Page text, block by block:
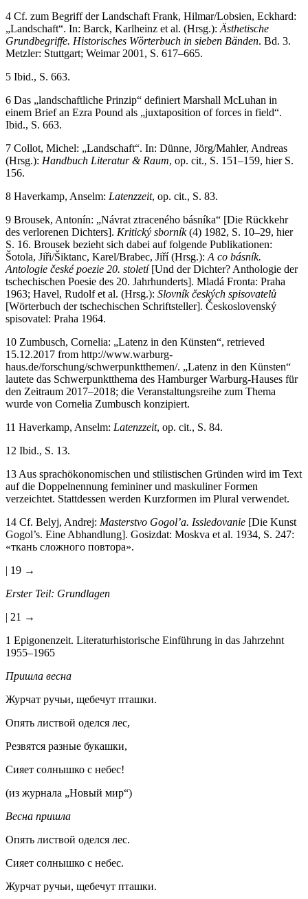
4 Cf. zum Begriff der Landschaft Frank, Hilmar/Lobsien, Eckhard:
„Landschaft“. In: Barck, Karlheinz et al. (Hrsg.): Ästhetische
Grundbegriffe. Historisches Wörterbuch in sieben Bänden. Bd. 3.
Metzler: Stuttgart; Weimar 2001, S. 617–665.
5 Ibid., S. 663.
6 Das „landschaftliche Prinzip“ definiert Marshall McLuhan in
einem Brief an Ezra Pound als „juxtaposition of forces in field“.
Ibid., S. 663.
7 Collot, Michel: „Landschaft“. In: Dünne, Jörg/Mahler, Andreas
(Hrsg.): Handbuch Literatur & Raum, op. cit., S. 151–159, hier S.
156.
8 Haverkamp, Anselm: Latenzzeit, op. cit., S. 83.
9 Brousek, Antonín: „Návrat ztraceného básníka“ [Die Rückkehr
des verlorenen Dichters]. Kritický sborník(4) 1982, S. 10–29, hier
S. 16. Brousek bezieht sich dabei auf folgende Publikationen:
Šotola, Jiři/Šiktanc, Karel/Brabec, Jiří (Hrsg.): A co básník.
Antologie české poezie 20. století[Und der Dichter? Anthologie der
tschechischen Poesie des 20. Jahrhunderts]. Mladá Fronta: Praha
1963; Havel, Rudolf et al. (Hrsg.): Slovník českých spisovatelů
[Wörterbuch der tschechischen Schriftsteller]. Československý
spisovatel: Praha 1964.
10 Zumbusch, Cornelia: „Latenz in den Künsten“, retrieved
15.12.2017 from http://www.warburg-
haus.de/forschung/schwerpunktthemen/. „Latenz in den Künsten“
lautete das Schwerpunktthema des Hamburger Warburg-Hauses für
den Zeitraum 2017–2018; die Veranstaltungsreihe zum Thema
wurde von Cornelia Zumbusch konzipiert.
11 Haverkamp, Anselm: Latenzzeit, op. cit., S. 84.
12 Ibid., S. 13.
13 Aus sprachökonomischen und stilistischen Gründen wird im Text
auf die Doppelnennung femininer und maskuliner Formen
verzeichtet. Stattdessen werden Kurzformen im Plural verwendet.
14 Cf. Belyj, Andrej: Masterstvo Gogol’a. Issledovanie [Die Kunst
Gogol’s. Eine Abhandlung]. Gosizdat: Moskva et al. 1934, S. 247:
«ткань сложного повтора».
| 19 →
Erster Teil: Grundlagen
| 21 →
1 Epigonenzeit. Literaturhistorische Einführung in das Jahrzehnt
1955–1965
Пришла весна
Журчат ручьи, щебечут пташки.
Опять листвой оделся лес,
Резвятся разные букашки,
Сияет солнышко с небес!
(из журнала „Новый мир“)
Весна пришла
Опять листвой оделся лес.
Сияет солнышко с небес.
Журчат ручьи, щебечут пташки.